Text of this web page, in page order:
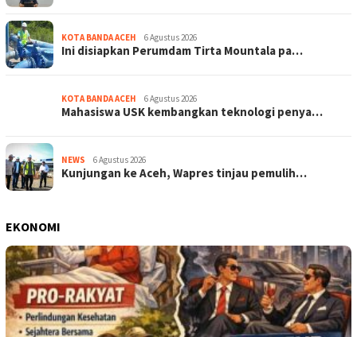
KOTA BANDA ACEH 6 Agustus 2026
Ini disiapkan Perumdam Tirta Mountala pa…
KOTA BANDA ACEH 6 Agustus 2026
Mahasiswa USK kembangkan teknologi penya…
NEWS 6 Agustus 2026
Kunjungan ke Aceh, Wapres tinjau pemulih…
EKONOMI